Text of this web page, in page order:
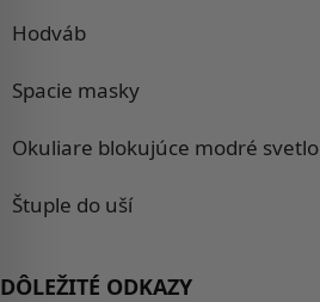
Hodváb
Spacie masky
Okuliare blokujúce modré svetlo
Štuple do uší
DÔLEŽITÉ ODKAZY